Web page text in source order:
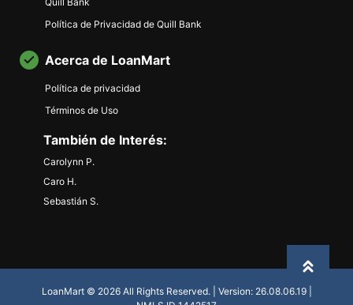
Política de Privacidad de Quill Bank
Acerca de LoanMart
Política de privacidad
Términos de Uso
También de Interés:
Carolynn P.
Caro H.
Sebastián S.
LoanMart © 2026 All Rights Reserved. | Version: 26.08.06.19 |